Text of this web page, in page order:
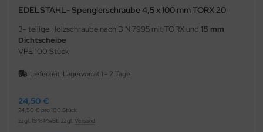
EDELSTAHL- Spenglerschraube 4,5 x 100 mm TORX 20
3- teilige Holzschraube nach DIN 7995 mit TORX und 15 mm
Dichtscheibe
VPE 100 Stück
Lieferzeit: Lagervorrat 1 - 2 Tage
24,50 €
24,50 € pro 100 Stück
zzgl. 19 % MwSt. zzgl. Versand